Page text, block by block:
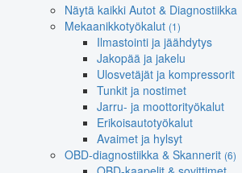
Näytä kaikki Autot & Diagnostiikka
Mekaanikkotyökalut (1)
Ilmastointi ja jäähdytys
Jakopää ja jakelu
Ulosvetäjät ja kompressorit
Tunkit ja nostimet
Jarru- ja moottorityökalut
Erikoisautotyökalut
Avaimet ja hylsyt
OBD-diagnostiikka & Skannerit (6)